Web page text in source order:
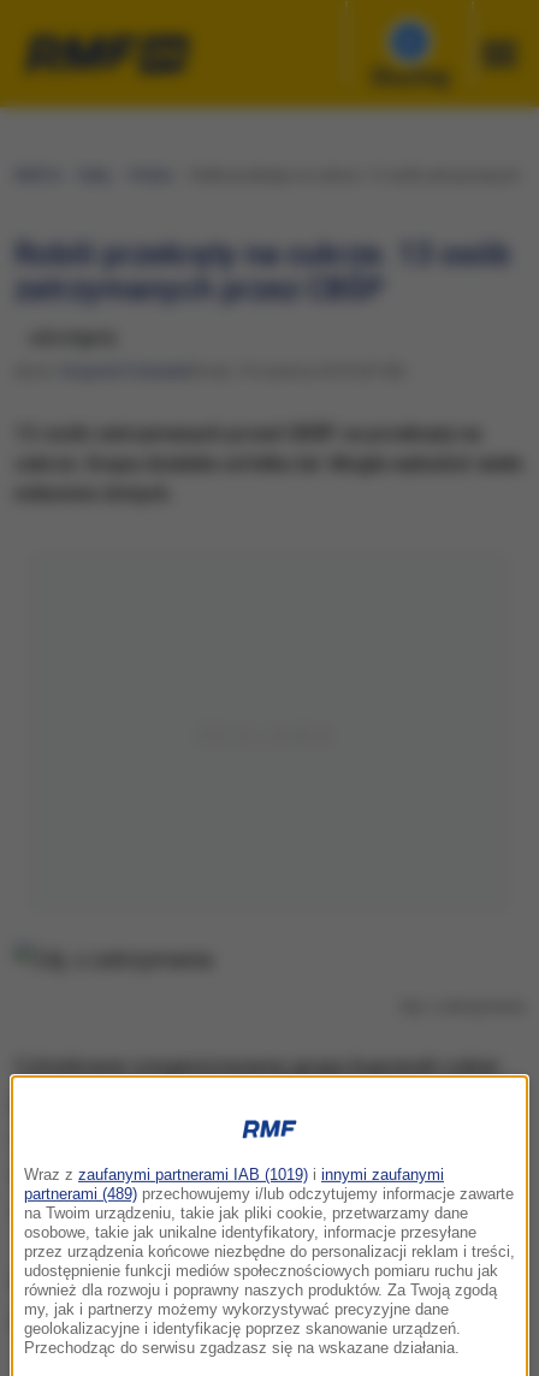
Słuchaj
Robili przekręty na cukrze. 13 osób
zatrzymanych przez CBŚP
droższy spożywczy. Fałszowali dokumenty wielu
firm, które miały potwierdzać przerobienie cukru na
spirytus czy syrop.
Policjanci ze szczecińskiego CBŚP przeszukali
prawie 50 obiektów - siedzib firm czy mieszkań.
Wraz z zaufanymi partnerami IAB (1019) i innymi zaufanymi
partnerami (489) przechowujemy i/lub odczytujemy informacje zawarte
na Twoim urządzeniu, takie jak pliki cookie, przetwarzamy dane
osobowe, takie jak unikalne identyfikatory, informacje przesyłane
przez urządzenia końcowe niezbędne do personalizacji reklam i treści,
udostępnienie funkcji mediów społecznościowych pomiaru ruchu jak
również dla rozwoju i poprawny naszych produktów. Za Twoją zgodą
my, jak i partnerzy możemy wykorzystywać precyzyjne dane
geolokalizacyjne i identyfikację poprzez skanowanie urządzeń.
Przechodząc do serwisu zgadzasz się na wskazane działania.